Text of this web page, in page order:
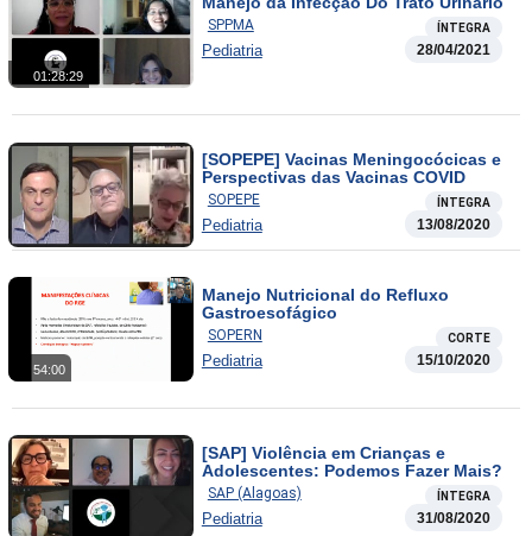
01:28:29
SPPMA ÍNTEGRA
Pediatria 28/04/2021
[SOPEPE] Vacinas Meningocócicas e
Perspectivas das Vacinas COVID
SOPEPE ÍNTEGRA
Pediatria 13/08/2020
54:00
Manejo Nutricional do Refluxo
Gastroesofágico
SOPERN CORTE
Pediatria 15/10/2020
[SAP] Violência em Crianças e
Adolescentes: Podemos Fazer Mais?
SAP (Alagoas) ÍNTEGRA
Pediatria 31/08/2020